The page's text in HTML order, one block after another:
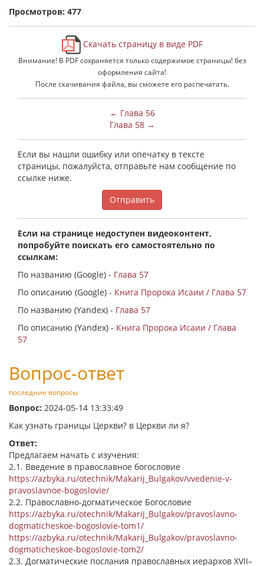
Просмотров: 477
Скачать страницу в виде PDF
Внимание! В PDF сохраняется только содержимое страницы! без
оформления сайта!
После скачивания файла, вы сможете его распечатать.
← Глава 56
Глава 58 →
Если вы нашли ошибку или опечатку в тексте
страницы, пожалуйста, отправьте нам сообщение по
ссылке ниже.
Отправить
Если на странице недоступен видеоконтент,
попробуйте поискать его самостоятельно по
ссылкам:
По названию (Google) - Глава 57
По описанию (Google) - Книга Пророка Исаии / Глава 57
По названию (Yandex) - Глава 57
По описанию (Yandex) - Книга Пророка Исаии / Глава
57
Вопрос-ответ
последние вопросы
Вопрос: 2024-05-14 13:33:49
Как узнать границы Церкви? в Церкви ли я?
Ответ:
Предлагаем начать с изучения:
2.1. Введение в православное богословие
https://azbyka.ru/otechnik/Makarij_Bulgakov/vvedenie-v-
pravoslavnoe-bogoslovie/
2.2. Православно-догматическое Богословие
https://azbyka.ru/otechnik/Makarij_Bulgakov/pravoslavno-
dogmaticheskoe-bogoslovie-tom1/
https://azbyka.ru/otechnik/Makarij_Bulgakov/pravoslavno-
dogmaticheskoe-bogoslovie-tom2/
2.3. Догматические послания православных иерархов XVII–